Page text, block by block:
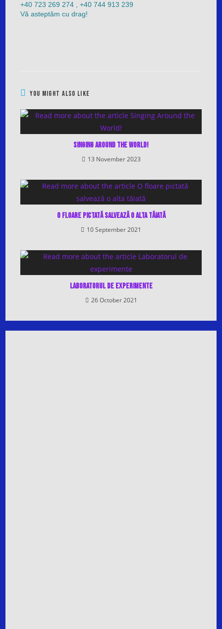
+40 723 269 274 , +40 744 913 239
Vă asteptăm cu drag!
YOU MIGHT ALSO LIKE
Singing Around the World!
13 November 2023
O floare pictată salvează o alta tăiată
10 September 2021
Laboratorul de experimente
26 October 2021